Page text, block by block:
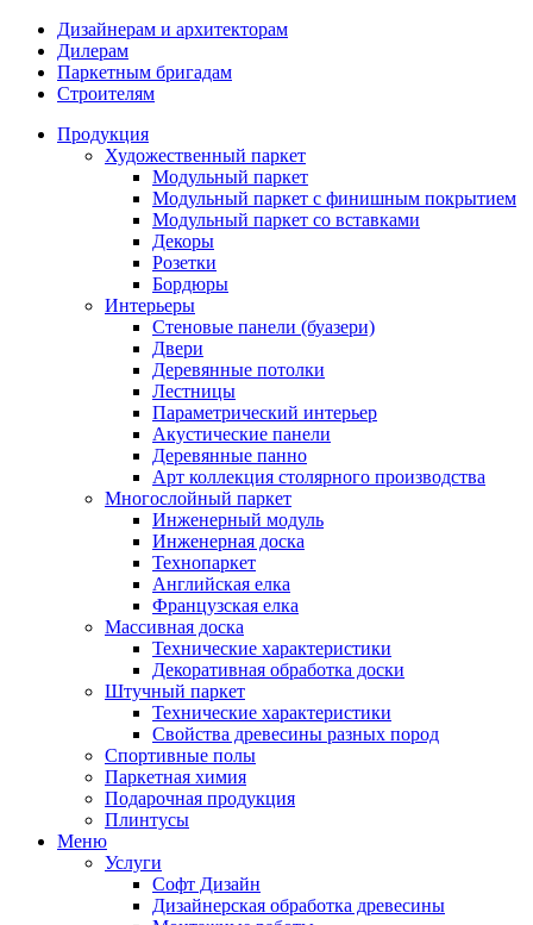
Дизайнерам и архитекторам
Дилерам
Паркетным бригадам
Строителям
Продукция
Художественный паркет
Модульный паркет
Модульный паркет с финишным покрытием
Модульный паркет со вставками
Декоры
Розетки
Бордюры
Интерьеры
Стеновые панели (буазери)
Двери
Деревянные потолки
Лестницы
Параметрический интерьер
Акустические панели
Деревянные панно
Арт коллекция столярного производства
Многослойный паркет
Инженерный модуль
Инженерная доска
Технопаркет
Английская елка
Французская елка
Массивная доска
Технические характеристики
Декоративная обработка доски
Штучный паркет
Технические характеристики
Свойства древесины разных пород
Спортивные полы
Паркетная химия
Подарочная продукция
Плинтусы
Меню
Услуги
Софт Дизайн
Дизайнерская обработка древесины